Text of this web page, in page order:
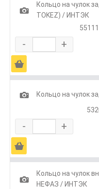
1
Кольцо на чулок
TOKEZ) / ИНТЭК
- +
Ä
1
Кольцо на чулок
- +
Ä
1
Кольцо на чулок
НЕФАЗ / ИНТЭК